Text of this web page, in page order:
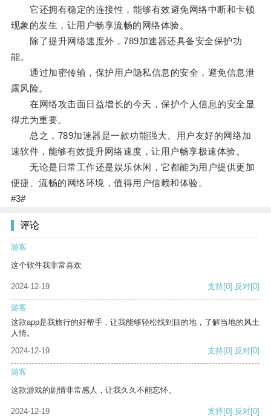
它还拥有稳定的连接性，能够有效避免网络中断和卡顿
现象的发生，让用户畅享流畅的网络体验。
除了提升网络速度外，789加速器还具备安全保护功
能。
通过加密传输，保护用户隐私信息的安全，避免信息泄
露风险。
在网络攻击面日益增长的今天，保护个人信息的安全显
得尤为重要。
总之，789加速器是一款功能强大、用户友好的网络加
速软件，能够有效提升网络速度，让用户畅享极速体验。
无论是日常工作还是娱乐休闲，它都能为用户提供更加
便捷、流畅的网络环境，值得用户信赖和体验。
#3#
评论
游客
这个软件我非常喜欢
2024-12-19 支持[0] 反对[0]
游客
这款app是我旅行的好帮手，让我能够轻松找到目的地，了解当地的风土
人情。
2024-12-19
支持[0] 反对[0]
游客
这款游戏的剧情非常感人，让我久久不能忘怀。
2024-12-19 支持[0] 反对[0]